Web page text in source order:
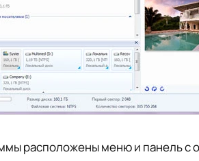
расположены меню и панель